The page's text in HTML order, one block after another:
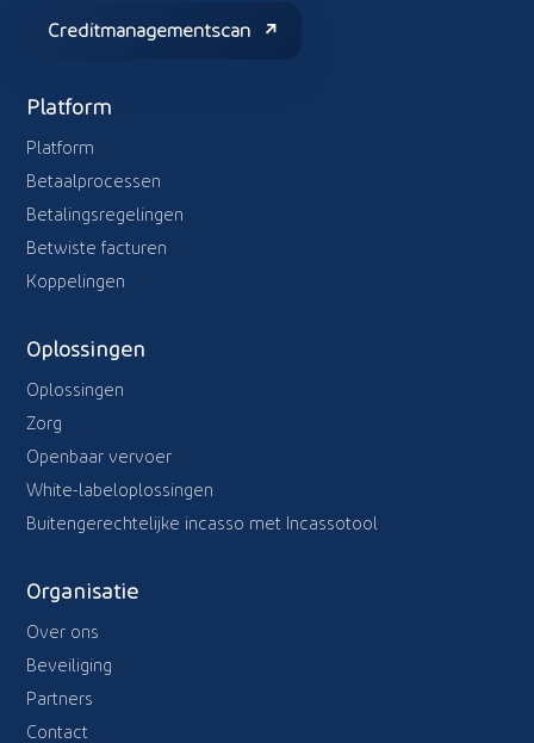
Creditmanagementscan
Platform
Platform
Betaalprocessen
Betalingsregelingen
Betwiste facturen
Koppelingen
Oplossingen
Oplossingen
Zorg
Openbaar vervoer
White-labeloplossingen
Buitengerechtelijke incasso met Incassotool
Organisatie
Over ons
Beveiliging
Partners
Contact